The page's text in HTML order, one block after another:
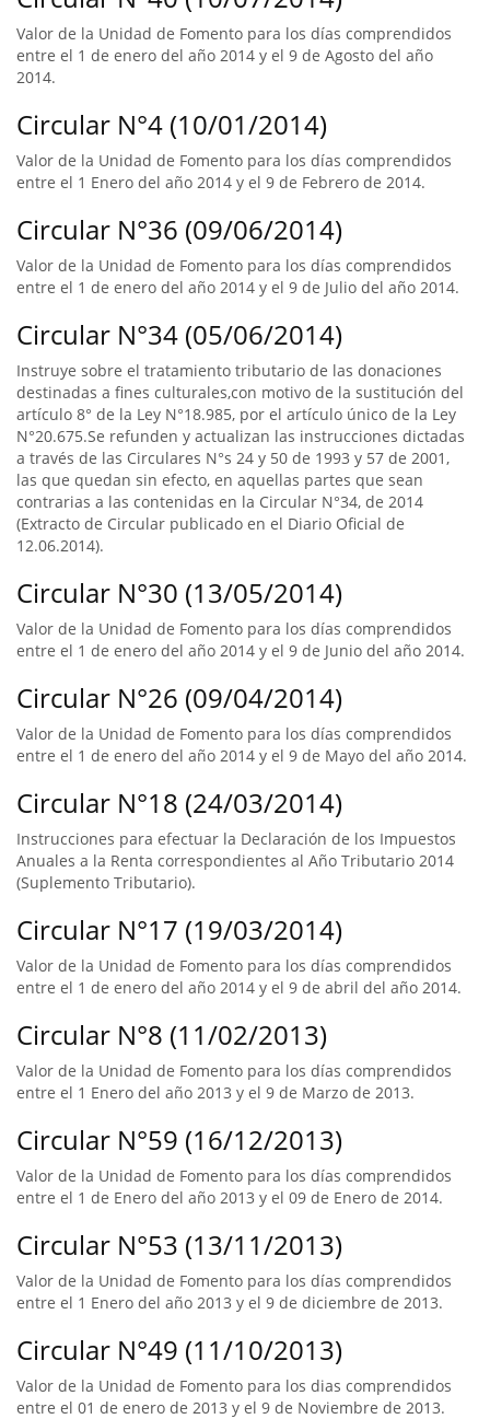
Valor de la Unidad de Fomento para los días comprendidos
entre el 1 de enero del año 2014 y el 9 de Agosto del año
2014.
Circular N°4 (10/01/2014)
Valor de la Unidad de Fomento para los días comprendidos
entre el 1 Enero del año 2014 y el 9 de Febrero de 2014.
Circular N°36 (09/06/2014)
Valor de la Unidad de Fomento para los días comprendidos
entre el 1 de enero del año 2014 y el 9 de Julio del año 2014.
Circular N°34 (05/06/2014)
Instruye sobre el tratamiento tributario de las donaciones
destinadas a fines culturales,con motivo de la sustitución del
artículo 8° de la Ley N°18.985, por el artículo único de la Ley
N°20.675.Se refunden y actualizan las instrucciones dictadas
a través de las Circulares N°s 24 y 50 de 1993 y 57 de 2001,
las que quedan sin efecto, en aquellas partes que sean
contrarias a las contenidas en la Circular N°34, de 2014
(Extracto de Circular publicado en el Diario Oficial de
12.06.2014).
Circular N°30 (13/05/2014)
Valor de la Unidad de Fomento para los días comprendidos
entre el 1 de enero del año 2014 y el 9 de Junio del año 2014.
Circular N°26 (09/04/2014)
Valor de la Unidad de Fomento para los días comprendidos
entre el 1 de enero del año 2014 y el 9 de Mayo del año 2014.
Circular N°18 (24/03/2014)
Instrucciones para efectuar la Declaración de los Impuestos
Anuales a la Renta correspondientes al Año Tributario 2014
(Suplemento Tributario).
Circular N°17 (19/03/2014)
Valor de la Unidad de Fomento para los días comprendidos
entre el 1 de enero del año 2014 y el 9 de abril del año 2014.
Circular N°8 (11/02/2013)
Valor de la Unidad de Fomento para los días comprendidos
entre el 1 Enero del año 2013 y el 9 de Marzo de 2013.
Circular N°59 (16/12/2013)
Valor de la Unidad de Fomento para los días comprendidos
entre el 1 de Enero del año 2013 y el 09 de Enero de 2014.
Circular N°53 (13/11/2013)
Valor de la Unidad de Fomento para los días comprendidos
entre el 1 Enero del año 2013 y el 9 de diciembre de 2013.
Circular N°49 (11/10/2013)
Valor de la Unidad de Fomento para los dias comprendidos
entre el 01 de enero de 2013 y el 9 de Noviembre de 2013.